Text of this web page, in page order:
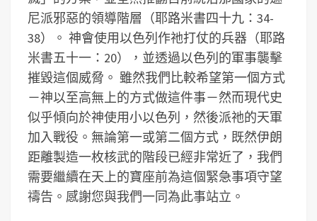
尼派邪惡的領導階層（耶路米書四十九：34-
38）。 神會使用以色列作祂打仗的兵器（耶路
米書五十一：20），並透過以色列的軍事襲擊
摧毀這個威脅。 雖然我們比較希望第一個方式
－神以至高無上的方式做這件事－然而現代史
似乎傾向於神使用小以色列，然後派祂的天軍
加入戰役。無論第一或第二個方式，既然伊朗
距離製造一枚核武的階段已經非常近了，我們
需要繼續在天上的寶座前為這個緊急事項守望
禱告。感謝您與我們一同為此事站立。